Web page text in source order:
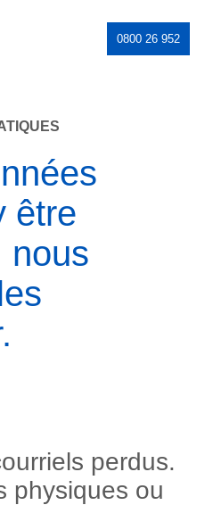
0800 26 952
être
nous
perdus.
physiques ou